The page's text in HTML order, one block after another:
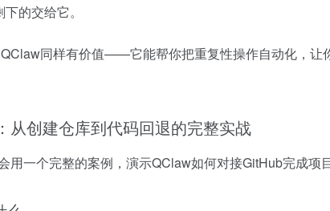
的交给它。
同样有价值——它能帮你把重复性操作自动化，让
从创建仓库到代码回退的完整实战
用一个完整的案例，演示QClaw如何对接GitHub完成项